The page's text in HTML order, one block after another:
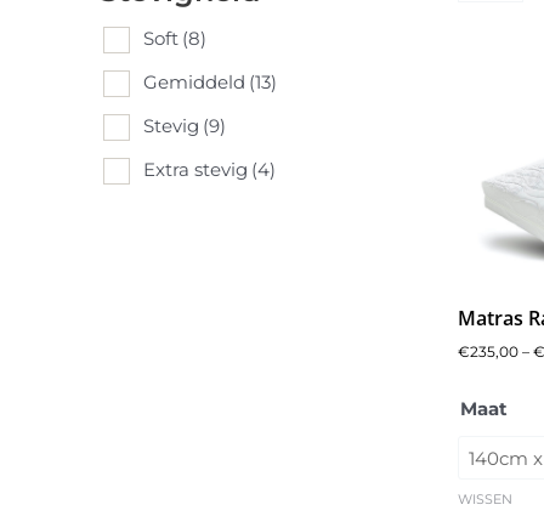
Soft (8)
Gemiddeld (13)
Stevig (9)
Extra stevig (4)
Matras
€235,00 – €
Maat
WISSEN
Caresse
3850
aantal